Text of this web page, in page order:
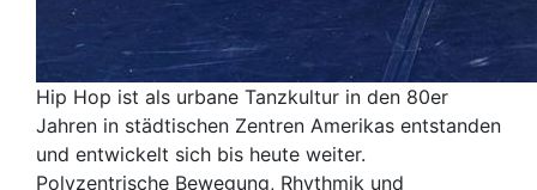
Hip Hop ist als urbane Tanzkultur in den 80er
Jahren in städtischen Zentren Amerikas entstanden
und entwickelt sich bis heute weiter.
Polyzentrische Bewegung, Rhythmik und